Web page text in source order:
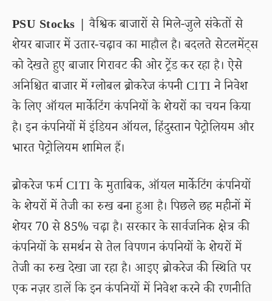
PSU Stocks | वैश्विक बाजारों से मिले-जुले संकेतों से
शेयर बाजार में उतार-चढ़ाव का माहौल है। बदलते सेटलमेंट्स
को देखते हुए बाजार गिरावट की ओर ट्रेंड कर रहा है। ऐसे
अनिश्चित बाजार में ग्लोबल ब्रोकरेज कंपनी CITI ने निवेश
के लिए ऑयल मार्केटिंग कंपनियों के शेयरों का चयन किया
है। इन कंपनियों में इंडियन ऑयल, हिंदुस्तान पेट्रोलियम और
भारत पेट्रोलियम शामिल हैं।
ब्रोकरेज फर्म CITI के मुताबिक, ऑयल मार्केटिंग कंपनियों
के शेयरों में तेजी का रुख बना हुआ है। पिछले छह महीनों में
शेयर 70 से 85% चढ़ा है। सरकार के सार्वजनिक क्षेत्र की
कंपनियों के समर्थन से तेल विपणन कंपनियों के शेयरों में
तेजी का रुख देखा जा रहा है। आइए ब्रोकरेज की स्थिति पर
एक नज़र डालें कि इन कंपनियों में निवेश करने की रणनीति